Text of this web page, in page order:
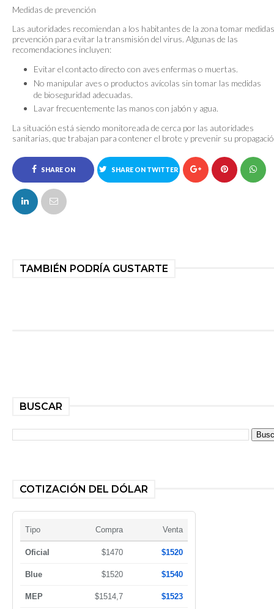
Medidas de prevención
Las autoridades recomiendan a los habitantes de la zona tomar
prevención para evitar la transmisión del virus. Algunas de las
recomendaciones incluyen:
Evitar el contacto directo con aves enfermas o muertas.
No manipular aves o productos avícolas sin tomar las medidas
de bioseguridad adecuadas.
Lavar frecuentemente las manos con jabón y agua.
La situación está siendo monitoreada de cerca por las autoridades
sanitarias, que trabajan para contener el brote y prevenir su
SHARE ON
FACEBOOK
SHARE ON TWITTER
TAMBIÉN PODRÍA GUSTARTE
BUSCAR
COTIZACIÓN DEL DÓLAR
Tipo Compra Venta
Oficial $1470 $1520
Blue $1520 $1540
MEP $1514,7 $1523